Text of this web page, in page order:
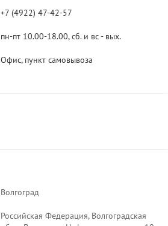
+7 (4922) 47-42-57
пн-пт 10.00-18.00, сб. и вс - вых.
Офис, пункт самовывоза
Волгоград
Российская Федерация, Волгоградская